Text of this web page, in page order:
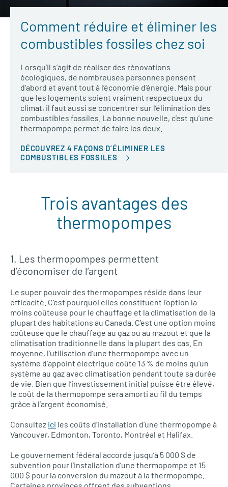
Comment réduire et éliminer les
combustibles fossiles chez soi
Lorsqu’il s’agit de réaliser des rénovations
écologiques, de nombreuses personnes pensent
d’abord et avant tout à l’économie d’énergie. Mais pour
que les logements soient vraiment respectueux du
climat, il faut aussi se concentrer sur l’élimination des
combustibles fossiles. La bonne nouvelle, c’est qu’une
thermopompe permet de faire les deux.
DÉCOUVREZ 4 FAÇONS D’ÉLIMINER LES
COMBUSTIBLES FOSSILES
Trois avantages des
thermopompes
1. Les thermopompes permettent
d’économiser de l’argent
Le super pouvoir des thermopompes réside dans leur
efficacité. C’est pourquoi elles constituent l’option la
moins coûteuse pour le chauffage et la climatisation de la
plupart des habitations au Canada. C’est une option moins
coûteuse que le chauffage au gaz ou au mazout et que la
climatisation traditionnelle dans la plupart des cas. En
moyenne, l’utilisation d’une thermopompe avec un
système d’appoint électrique coûte 13 % de moins qu’un
système au gaz avec climatisation pendant toute sa durée
de vie. Bien que l’investissement initial puisse être élevé,
le coût de la thermopompe sera amorti au fil du temps
grâce à l’argent économisé.
Consultez ici les coûts d’installation d’une thermopompe à
Vancouver, Edmonton, Toronto, Montréal et Halifax.
Le gouvernement fédéral accorde jusqu’à 5 000 $ de
subvention pour l’installation d’une thermopompe et 15
000 $ pour la conversion du mazout à la thermopompe.